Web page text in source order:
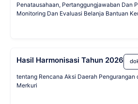
Penatausahaan, Pertanggungjawaban Dan
Monitoring Dan Evaluasi Belanja Bantuan
Hasil Harmonisasi Tahun 2026
tentang Rencana Aksi Daerah Pengurangan
Merkuri